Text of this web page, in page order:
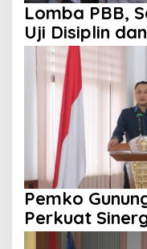
Lomba PBB,
Uji Disiplin
Pemko
Perkuat
Hukum Tanah